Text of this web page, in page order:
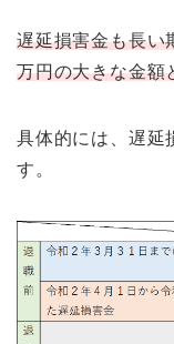
遅延損害金も長い
万円の大きな金額
具体的には、遅延
す。